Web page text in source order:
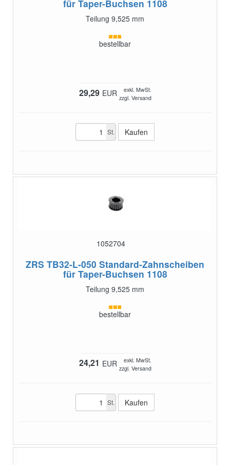
für Taper-Buchsen 1108
Teilung 9,525 mm
bestellbar
29,29 EUR
exkl. MwSt.
zzgl. Versand
St.
1052704
ZRS TB32-L-050 Standard-Zahnscheiben
für Taper-Buchsen 1108
Teilung 9,525 mm
bestellbar
24,21 EUR
exkl. MwSt.
zzgl. Versand
St.